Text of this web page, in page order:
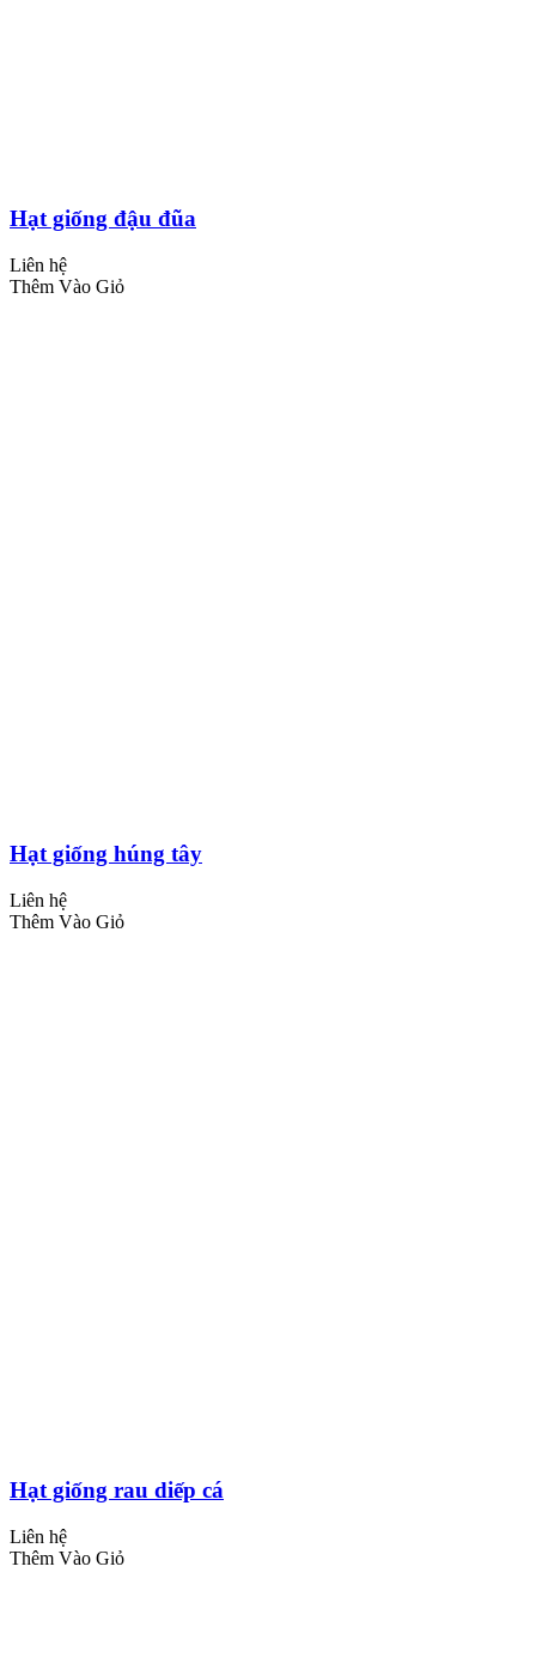
Hạt giống đậu đũa
Liên hệ
Thêm Vào Giỏ
Hạt giống húng tây
Liên hệ
Thêm Vào Giỏ
Hạt giống rau diếp cá
Liên hệ
Thêm Vào Giỏ